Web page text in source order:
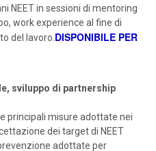
NEET in sessioni di mentoring
work experience al fine di
del lavoro. DISPONIBILE PER
sviluppo di partnership
principali misure adottate nei
dei target di NEET
adottate per